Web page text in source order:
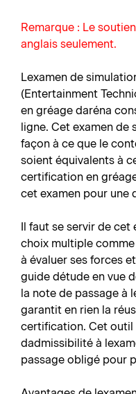
Remarque : Le
anglais seulement.
Lexamen de
(Entertainment
en gréage daréna
ligne. Cet examen de
façon à ce que le
soient équivalents à
certification en gréage
cet examen pour une
Il faut se servir de cet
choix multiple
à évaluer ses forces
guide détude en vue
la note de passage à
garantit en rien la
certification. Cet outil
dadmissibilité à
passage obligé pour